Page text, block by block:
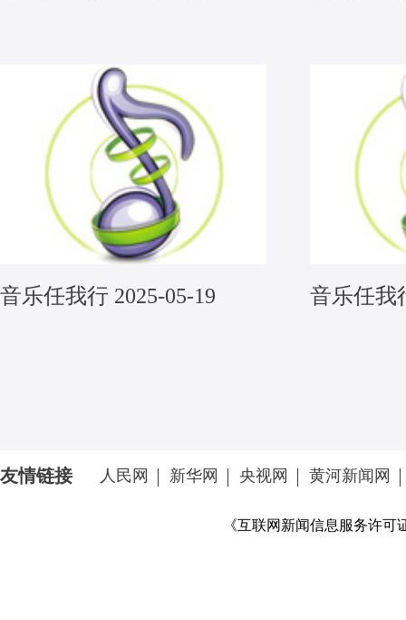
音乐任我行 2025-05-19 音乐任我
友情链接 人民网 新华网 央视网 黄河新闻网
《互联网新闻信息服务许可